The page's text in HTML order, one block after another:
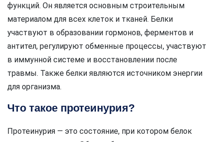
функций. Он является основным строительным
материалом для всех клеток и тканей. Белки
участвуют в образовании гормонов, ферментов и
антител, регулируют обменные процессы, участвуют
в иммунной системе и восстановлении после
травмы. Также белки являются источником энергии
для организма.
Что такое протеинурия?
Протеинурия — это состояние, при котором белок